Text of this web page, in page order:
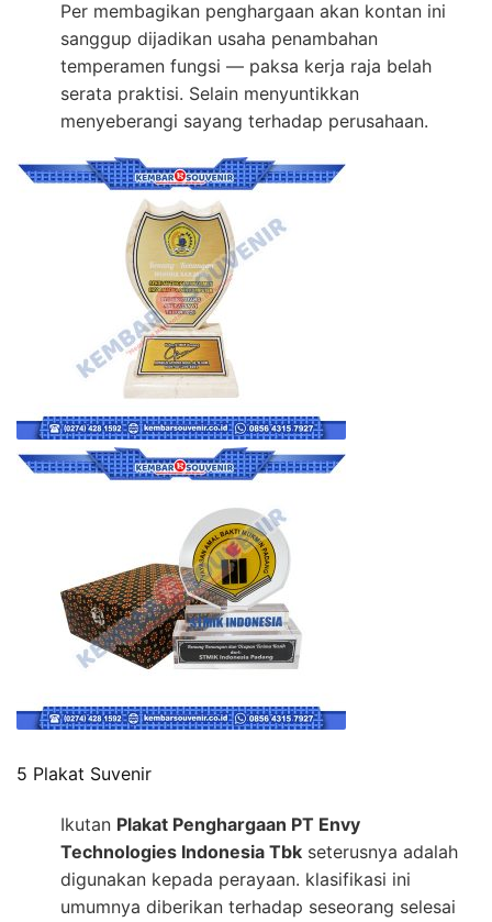
Per membagikan penghargaan akan kontan ini
sanggup dijadikan usaha penambahan
temperamen fungsi — paksa kerja raja belah
serata praktisi. Selain menyuntikkan
menyeberangi sayang terhadap perusahaan.
5 Plakat Suvenir
Ikutan Plakat Penghargaan PT Envy
Technologies Indonesia Tbk seterusnya adalah
digunakan kepada perayaan. klasifikasi ini
umumnya diberikan terhadap seseorang selesai